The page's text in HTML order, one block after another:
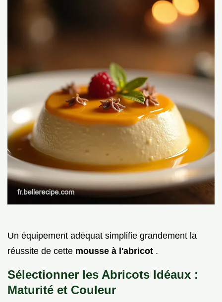
Un équipement adéquat simplifie grandement la
réussite de cette mousse à l'abricot .
Sélectionner les Abricots Idéaux :
Maturité et Couleur